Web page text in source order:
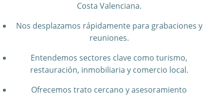
Costa Valenciana.
Nos desplazamos rápidamente para grabaciones y
reuniones.
Entendemos sectores clave como turismo,
restauración, inmobiliaria y comercio local.
Ofrecemos trato cercano y asesoramiento